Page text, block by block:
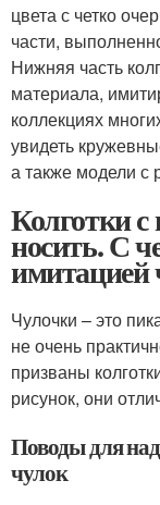
цвета с четко
части,
Нижняя часть
материала,
коллекциях
увидеть
а также модели с
Колготки
носить. С
имитацией
Чулочки – это
не очень
призваны
рисунок, они
Поводы для
чулок